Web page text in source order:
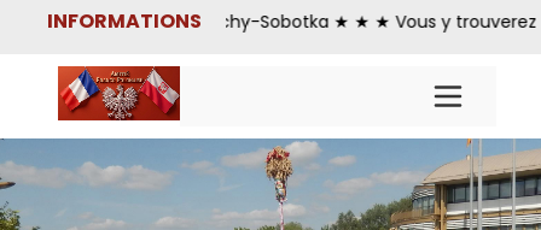
INFORMATIONS
sur le site Gauchy-Sobotka ★ ★ ★ Vous y trouverez les